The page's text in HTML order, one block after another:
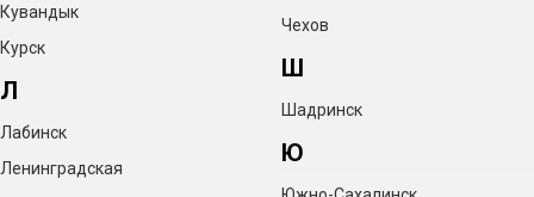
Кувандык
Курск
Л
Лабинск
Ленинградская
Чехов
Ш
Шадринск
Ю